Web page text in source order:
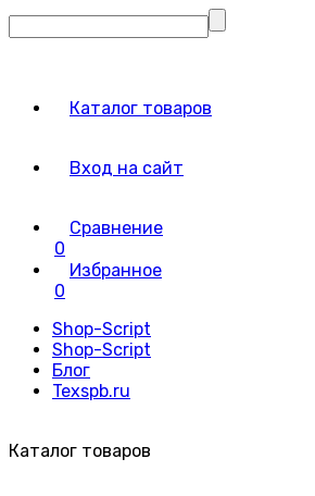
Каталог товаров
Вход на сайт
Сравнение
0
Избранное
0
Shop-Script
Shop-Script
Блог
Texspb.ru
Каталог товаров